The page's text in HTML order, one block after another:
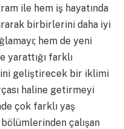
ile hem iş hayatında
birbirlerini daha iyi
hem de yeni
yarattığı farklı
geliştirecek bir iklimi
haline getirmeyi
çok farklı yaş
çalışan